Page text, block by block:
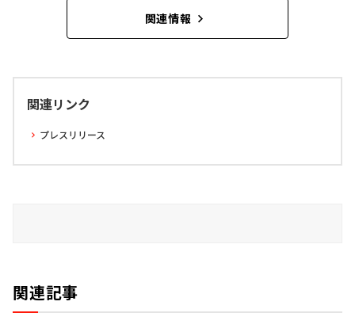
関連情報
関連リンク
プレスリリース
関連記事